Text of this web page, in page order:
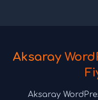
Aksaray
Aksaray